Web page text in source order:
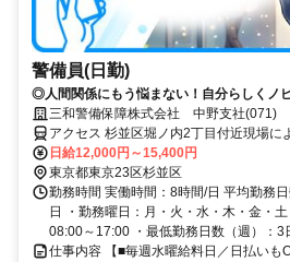
警備員(日勤)
◎人間関係にもう悩まない！自分らしくノ
マホ応募から電話面接で最短15分で内定！
三和警備保障株式会社 中野支社(071)
アクセス 杉並区堀ノ内2丁目付近現場に
相談可■電話面接■来社不要
日給12,000円～15,400円
東京都東京23区杉並区
勤務時間 実働時間：8時間/日 平均勤務
日 ・勤務曜日：月・火・水・木・金・
08:00～17:00 ・最低勤務日数（週）：3
仕事内容 【■毎週水曜給料日／日払いも